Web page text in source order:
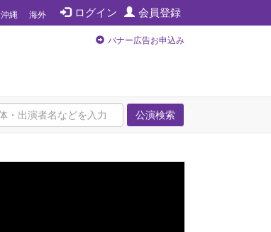
ログイン 会員登録
沖縄 海外
バナー広告お申込み
公演検索